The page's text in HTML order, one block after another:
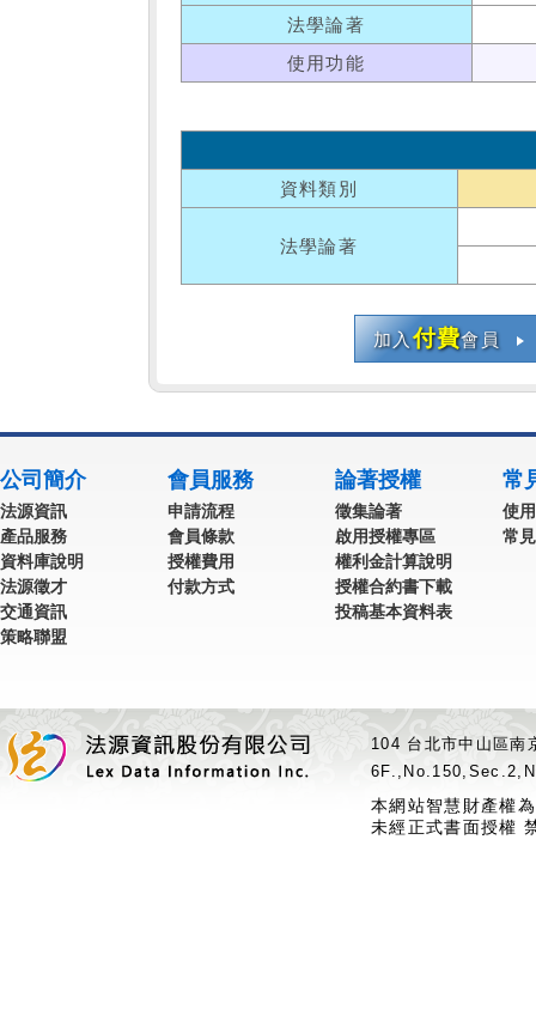
法學論著
使用功能
資料類別
法學論著
加入付費會員
公司簡介
法源資訊
產品服務
資料庫說明
法源徵才
交通資訊
策略聯盟
會員服務
申請流程
會員條款
授權費用
付款方式
論著授權
徵集論著
啟用授權專區
權利金計算說明
授權合約書下載
投稿基本資料表
常
使
常
104 台北市中山區
本網站智慧財產權
未經正式書面授權